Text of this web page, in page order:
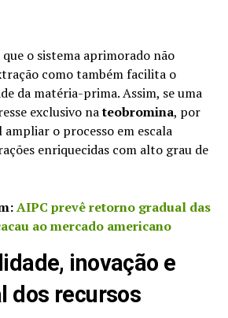
o sistema aprimorado não
como também facilita o
da matéria-prima. Assim, se uma
exclusivo nateobromina, por
o processo em escala
enriquecidas com alto grau de
AIPC prevê retorno gradual das
ao mercado americano
inovação e
dos recursos